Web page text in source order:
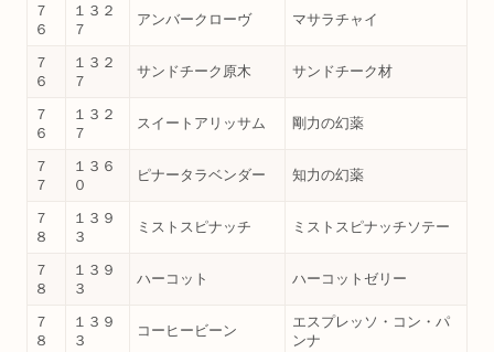
７
６
１３２
７
アンバークローヴ マサラチャイ
７
６
１３２
７
サンドチーク原木 サンドチーク材
７
６
１３２
７
スイートアリッサム 剛力の幻薬
７
７
１３６
０
ピナータラベンダー 知力の幻薬
７
８
１３９
３
ミストスピナッチ ミストスピナッチソテー
７
８
１３９
３
ハーコット ハーコットゼリー
７
８
１３９
３
コーヒービーン
エスプレッソ・コン・パ
ンナ